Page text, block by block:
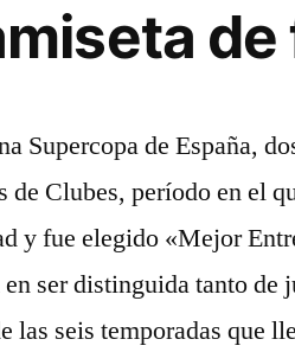
Supercopa de España,
de Clubes, período en el
y fue elegido «Mejor
ser distinguida tanto de
las seis temporadas que